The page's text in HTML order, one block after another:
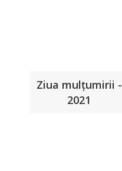
Ziua mulțumirii -
2021